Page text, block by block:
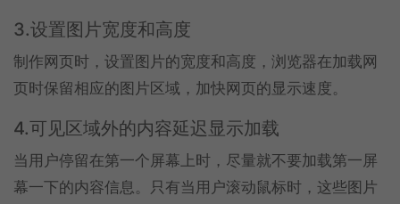
3.设置图片宽度和高度
制作网页时，设置图片的宽度和高度，浏览器在加载网
页时保留相应的图片区域，加快网页的显示速度。
4.可见区域外的内容延迟显示加载
当用户停留在第一个屏幕上时，尽量就不要加载第一屏
幕一下的内容信息。只有当用户滚动鼠标时，这些图片